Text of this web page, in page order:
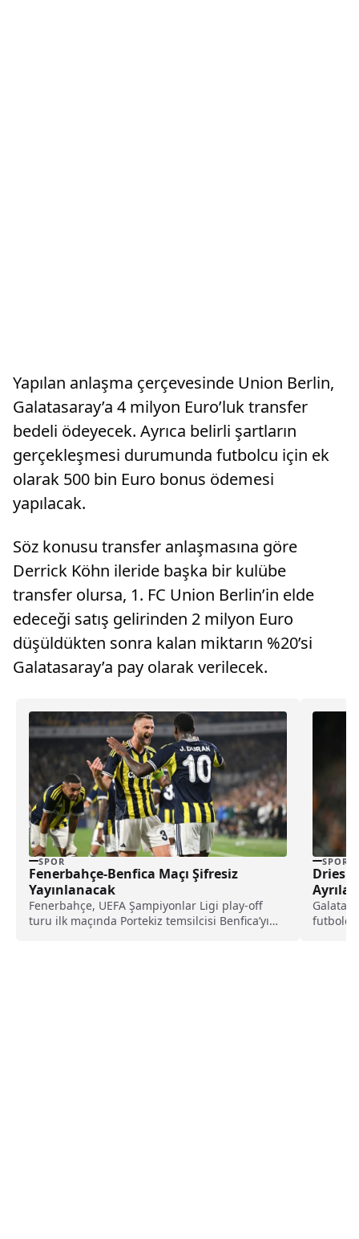
Yapılan anlaşma çerçevesinde Union Berlin,
Galatasaray’a 4 milyon Euro’luk transfer
bedeli ödeyecek. Ayrıca belirli şartların
gerçekleşmesi durumunda futbolcu için ek
olarak 500 bin Euro bonus ödemesi
yapılacak.
Söz konusu transfer anlaşmasına göre
Derrick Köhn ileride başka bir kulübe
transfer olursa, 1. FC Union Berlin’in elde
edeceği satış gelirinden 2 milyon Euro
düşüldükten sonra kalan miktarın %20’si
Galatasaray’a pay olarak verilecek.
SPOR
Fenerbahçe-Benfica Maçı Şifresiz
Yayınlanacak
Fenerbahçe, UEFA Şampiyonlar Ligi play-off
turu ilk maçında Portekiz temsilcisi Benfica’yı
SPOR
Dries
futbolcu